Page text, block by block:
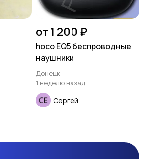
от 1 200 ₽
hoco EQ5 беспроводные
наушники
Донецк
1 неделю назад
Сергей